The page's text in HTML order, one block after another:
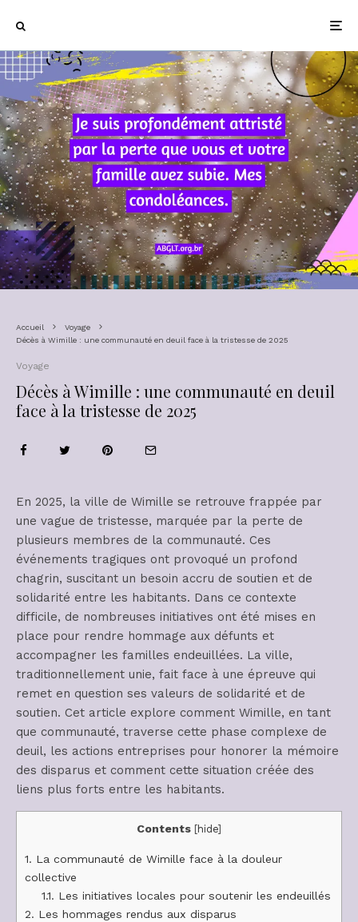
Accueil
Voyage
Décès à Wimille : une communauté en deuil face à la tristesse de 2025
Voyage
Décès à Wimille : une communauté en deuil
face à la tristesse de 2025
En 2025, la ville de Wimille se retrouve frappée par
une vague de tristesse, marquée par la perte de
plusieurs membres de la communauté. Ces
événements tragiques ont provoqué un profond
chagrin, suscitant un besoin accru de soutien et de
solidarité entre les habitants. Dans ce contexte
difficile, de nombreuses initiatives ont été mises en
place pour rendre hommage aux défunts et
accompagner les familles endeuillées. La ville,
traditionnellement unie, fait face à une épreuve qui
remet en question ses valeurs de solidarité et de
soutien. Cet article explore comment Wimille, en tant
que communauté, traverse cette phase complexe de
deuil, les actions entreprises pour honorer la mémoire
des disparus et comment cette situation créée des
liens plus forts entre les habitants.
Contents [hide]
1. La communauté de Wimille face à la douleur
collective
1.1. Les initiatives locales pour soutenir les endeuillés
2. Les hommages rendus aux disparus